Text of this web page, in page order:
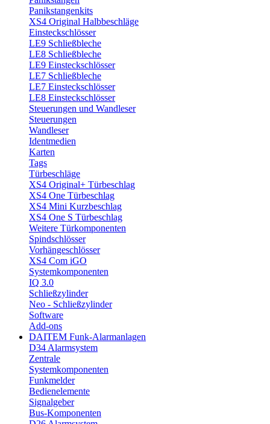
Panikstangenkits
XS4 Original Halbbeschläge
Einsteckschlösser
LE9 Schließbleche
LE8 Schließbleche
LE9 Einsteckschlösser
LE7 Schließbleche
LE7 Einsteckschlösser
LE8 Einsteckschlösser
Steuerungen und Wandleser
Steuerungen
Wandleser
Identmedien
Karten
Tags
Türbeschläge
XS4 Original+ Türbeschlag
XS4 One Türbeschlag
XS4 Mini Kurzbeschlag
XS4 One S Türbeschlag
Weitere Türkomponenten
Spindschlösser
Vorhängeschlösser
XS4 Com iGO
Systemkomponenten
IQ 3.0
Schließzylinder
Neo - Schließzylinder
Software
Add-ons
DAITEM Funk-Alarmanlagen
D34 Alarmsystem
Zentrale
Systemkomponenten
Funkmelder
Bedienelemente
Signalgeber
Bus-Komponenten